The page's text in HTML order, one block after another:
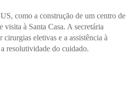
como a construção de um centro de
à Santa Casa. A secretária
eletivas e a assistência à
resolutividade do cuidado.